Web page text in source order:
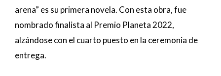
arena” es su primera novela. Con esta obra, fue
nombrado finalista al Premio Planeta 2022,
alzándose con el cuarto puesto en la ceremonia de
entrega.